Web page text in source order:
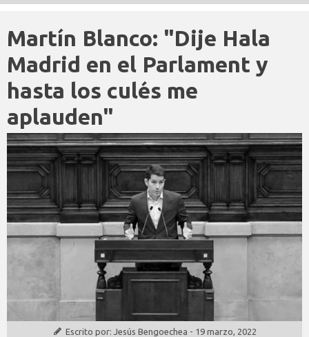
Martín Blanco: "Dije Hala
Madrid en el Parlament y
hasta los culés me
aplauden"
Escrito por: Jesús Bengoechea - 19 marzo, 2022